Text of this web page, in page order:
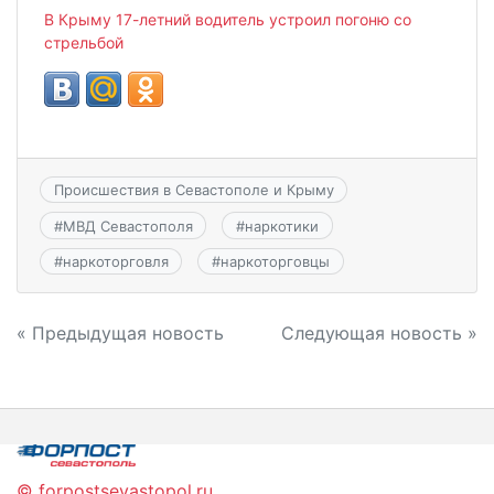
В Крыму 17-летний водитель устроил погоню со
стрельбой
Происшествия в Севастополе и Крыму
#МВД Севастополя #наркотики
#наркоторговля #наркоторговцы
Навигация
записям
« Предыдущая новость Следующая новость »